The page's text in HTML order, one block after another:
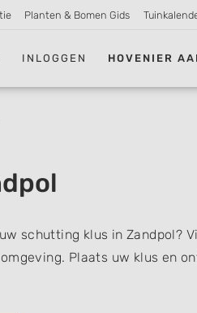
Planten & Bomen Gids
INLOGGEN HOVENIER
schutting klus in Zandpol?
Plaats uw klus en